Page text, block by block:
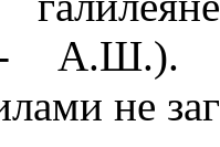
- А.Ш.).
не